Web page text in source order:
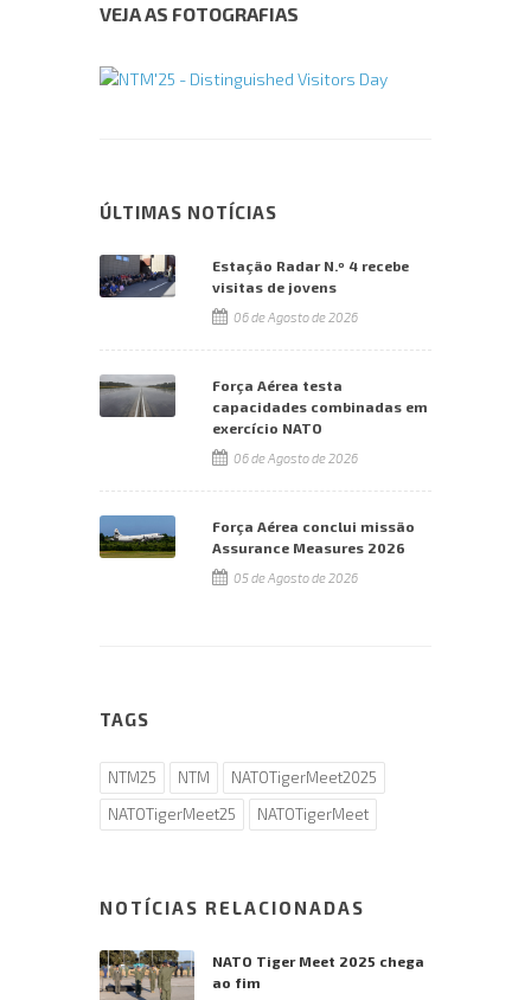
VEJA AS FOTOGRAFIAS
ÚLTIMAS NOTÍCIAS
Estação Radar N.º 4 recebe
visitas de jovens
06 de Agosto de 2026
Força Aérea testa
capacidades combinadas em
exercício NATO
06 de Agosto de 2026
Força Aérea conclui missão
Assurance Measures 2026
05 de Agosto de 2026
TAGS
NTM25 NTM
NATOTigerMeet2025
NATOTigerMeet25
NATOTigerMeet
NOTÍCIAS RELACIONADAS
NATO Tiger Meet 2025 chega
ao fim